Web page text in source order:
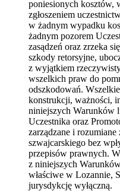
poniesionych kosztów,
zgłoszeniem
w żadnym wypadku
żadnym pozorem
zasądzeń oraz zrzeka
szkody retorsyjne,
z wyjątkiem
wszelkich praw do
odszkodowań.
konstrukcji, ważności,
niniejszych Warunków
Uczestnika oraz
zarządzane i
szwajcarskiego bez
przepisów prawnych.
z niniejszych
właściwe w Lozannie,
jurysdykcję wyłączną.